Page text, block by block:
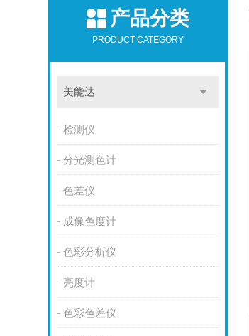
产品分类
PRODUCT CATEGORY
美能达
检测仪
分光测色计
色差仪
成像色度计
色彩分析仪
亮度计
色彩色差仪